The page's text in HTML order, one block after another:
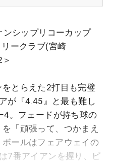
ンシップリコーカップ
ークラブ(宮崎
とらえた2打目も完璧
が『4.45』と最も難し
4。フェードが持ち球の
「頑張って、つかまえ
ールはフェアウェイの
7番アイアンを握り、ピ